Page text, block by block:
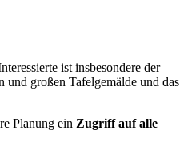
ist insbesondere der
und großen Tafelgemälde und das
Planung ein Zugriff auf alle